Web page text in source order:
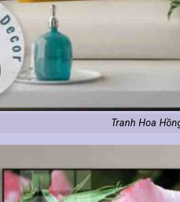
Tranh Hoa